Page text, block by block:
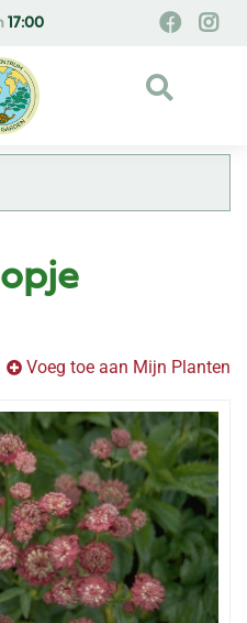
17:00
Voeg toe aan Mijn Planten